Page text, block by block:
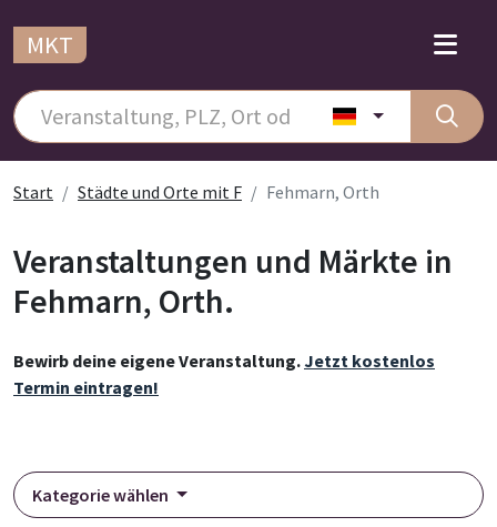
MKT
Start Städte und Orte mit F Fehmarn, Orth
Veranstaltungen und Märkte in
Fehmarn, Orth.
Bewirb deine eigene Veranstaltung.Jetzt kostenlos
Termin eintragen!
Kategorie wählen